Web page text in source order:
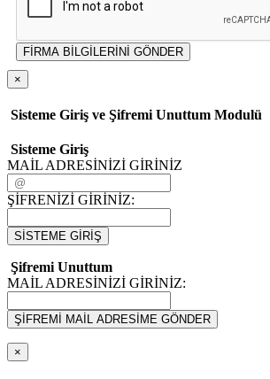
FİRMA BİLGİLERİNİ GÖNDER
×
Sisteme Giriş ve Şifremi Unuttum Modulü
Sisteme Giriş
MAİL ADRESİNİZİ GİRİNİZ
ŞİFRENİZİ GİRİNİZ:
SİSTEME GİRİŞ
Şifremi Unuttum
MAİL ADRESİNİZİ GİRİNİZ:
ŞİFREMİ MAİL ADRESİME GÖNDER
×